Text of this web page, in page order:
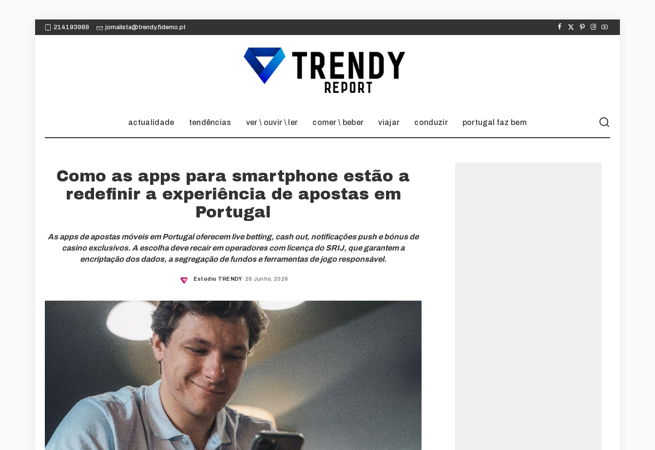
214193988 jornalista@trendy.fidemo.pt
actualidade tendências ver \ ouvir \ ler comer \ beber viajar conduzir portugal faz bem
Como as apps para smartphone estão a
redefinir a experiência de apostas em
Portugal
As apps de apostas móveis em Portugal oferecem live betting, cash out, notificações push e bónus de
casino exclusivos. A escolha deve recair em operadores com licença do SRIJ, que garantem a
encriptação dos dados, a segregação de fundos e ferramentas de jogo responsável.
Posted
Estúdio TRENDY 26 Junho, 2026